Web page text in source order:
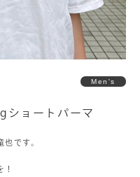
Men's
ショートパーマ
です。
！